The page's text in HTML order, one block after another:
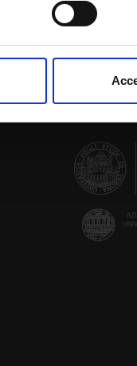
in qualsiasi
dei loro servizi.